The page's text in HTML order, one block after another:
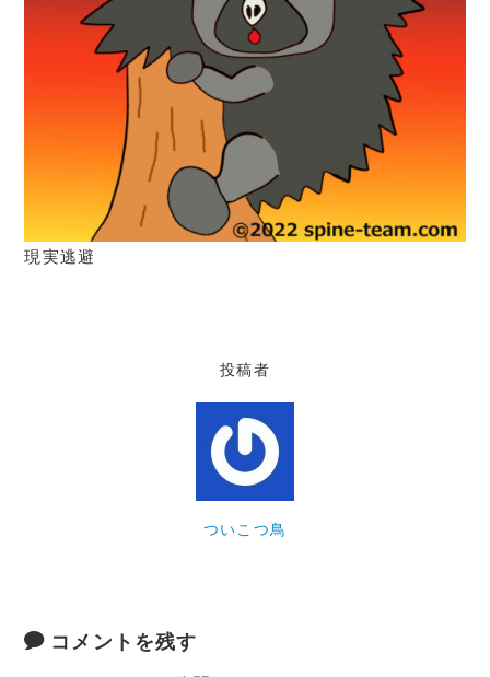
現実逃避
投稿者
ついこつ鳥
コメントを残す